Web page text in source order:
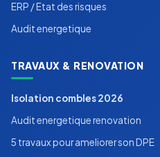
ERP / Etat des risques
Audit energetique
TRAVAUX & RENOVATION
Isolation combles 2026
Audit energetique renovation
5 travaux pour ameliorer son DPE